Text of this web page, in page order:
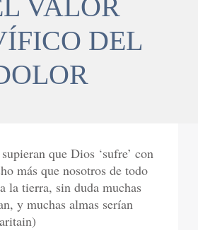
VALOR
DEL
que Dios ‘sufre’ con
más que nosotros de todo
la tierra, sin duda muchas
y muchas almas serían